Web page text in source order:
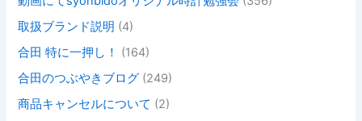
取扱ブランド説明 (4)
合田 特に一押し！
(164)
合田のつぶやきブログ (249)
商品キャンセルについて (2)